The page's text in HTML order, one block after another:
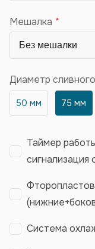
Мешалка
Диаметр
50 мм 75 мм
Таймер
сигнализация
Система